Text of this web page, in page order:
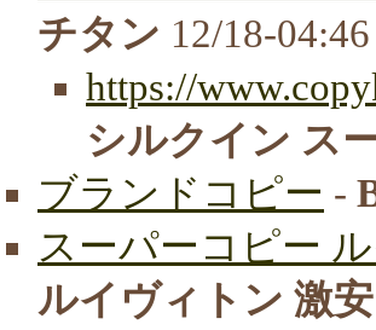
チタン 12/18-
https://
シルクイン ス
ブランドコピー -
スーパーコピー
ルイヴィトン 激